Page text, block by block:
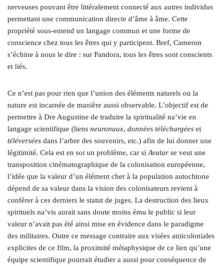
nerveuses pouvant être littéralement connecté aux autres individus
permettant une communication directe d’âme à âme. Cette
propriété sous-entend un langage commun et une forme de
conscience chez tous les êtres qui y participent. Bref, Cameron
s’échine à nous le dire : sur Pandora, tous les êtres sont conscients
et liés.
Ce n’est pas pour rien que l’union des éléments naturels ou la
nature est incarnée de manière aussi observable. L’objectif est de
permettre à Dre Augustine de traduire la spiritualité na’vie en
langage scientifique (liens neuronaux, données téléchargées et
téléversées dans l’arbre des souvenirs, etc.) afin de lui donner une
légitimité. Cela est en soi un problème, car siAvatar se veut une
transposition cinématographique de la colonisation européenne,
l’idée que la valeur d’un élément cher à la population autochtone
dépend de sa valeur dans la vision des colonisateurs revient à
conférer à ces derniers le statut de juges. La destruction des lieux
spirituels na’vis aurait sans doute moins ému le public si leur
valeur n’avait pas été ainsi mise en évidence dans le paradigme
des militaires. Outre ce message contraire aux visées anticoloniales
explicites de ce film, la proximité métaphysique de ce lien qu’une
équipe scientifique pourrait étudier a aussi pour conséquence de